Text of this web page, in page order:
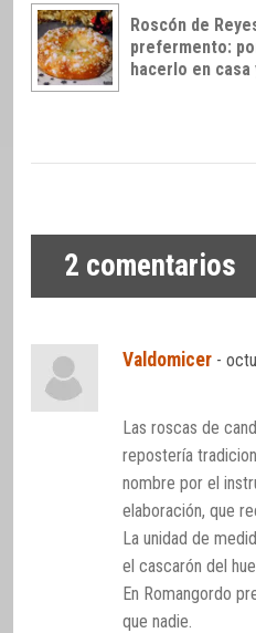
Roscón de
prefermento:
hacerlo en
2 comentarios
Valdomicer -
Las roscas de
repostería
nombre por el
elaboración, que
La unidad de
el cascarón del
En Romangordo
que nadie.